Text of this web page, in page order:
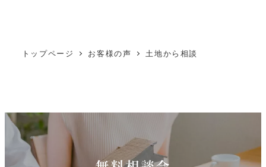
トップページ お客様の声 土地から相談